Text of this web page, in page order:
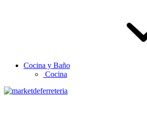
Cocina y Baño
Cocina